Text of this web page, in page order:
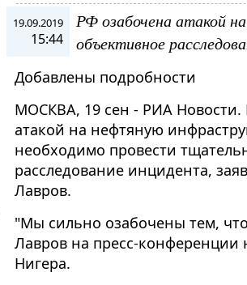
19.09.2019
15:44
РФ озабочена атакой
объективное
Добавлены подробности
МОСКВА, 19 сен - РИА Новости.
атакой на нефтяную
необходимо провести
расследование инцидента,
Лавров.
"Мы сильно озабочены тем,
Лавров на пресс-конференции
Нигера​​​.